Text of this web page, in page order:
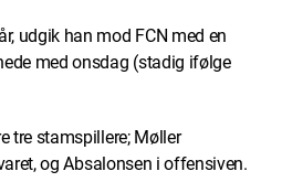
udgik han mod FCN med en
med onsdag (stadig ifølge
tre stamspillere; Møller
og Absalonsen i offensiven.